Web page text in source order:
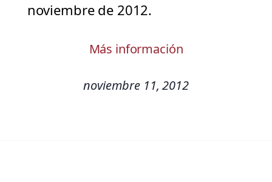
noviembre de 2012.
Más información
noviembre 11, 2012